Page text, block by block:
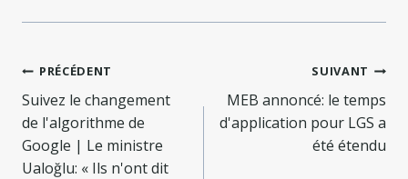
Navigation
de
l’article
PRÉCÉDENT
Suivez le changement
de l'algorithme de
Google | Le ministre
Ualoğlu: « Ils n'ont dit
SUIVANT
MEB annoncé: le temps
d'application pour LGS a
été étendu